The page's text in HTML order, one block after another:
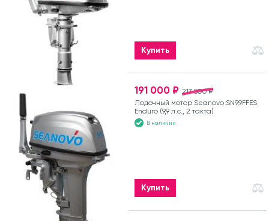
Купить
217 500 ₽
191 000 ₽
Лодочный мотор Seanovo SN9,9FFES
Enduro (9,9 л.с., 2 такта)
В наличии
Купить